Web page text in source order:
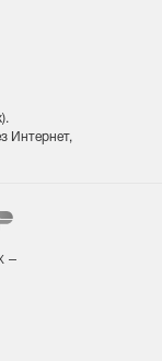
).
Интернет,
–